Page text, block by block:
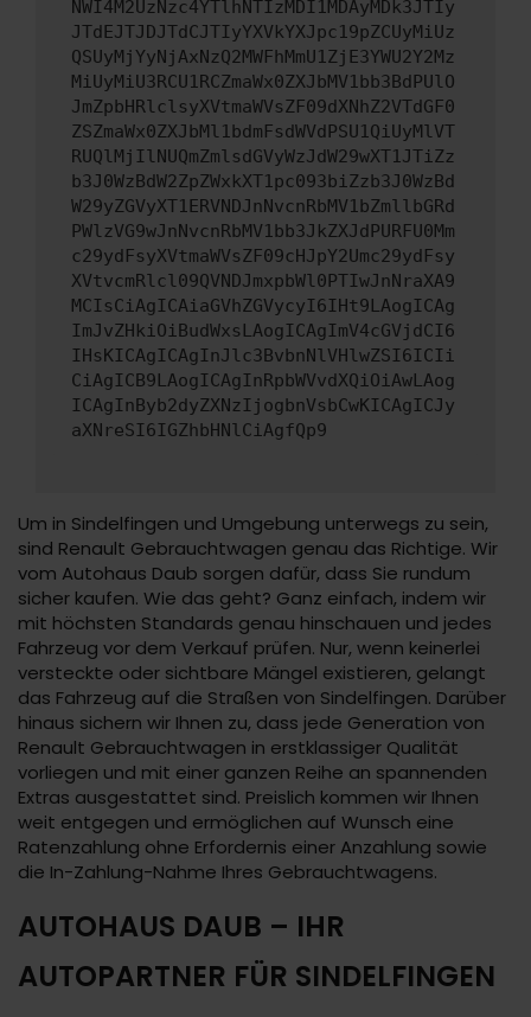
NWI4M2UzNzc4YTlhNTIzMDI1MDAyMDk3JTIy
JTdEJTJDJTdCJTIyYXVkYXJpc19pZCUyMiUz
QSUyMjYyNjAxNzQ2MWFhMmU1ZjE3YWU2Y2Mz
MiUyMiU3RCU1RCZmaWx0ZXJbMV1bb3BdPUlO
JmZpbHRlclsyXVtmaWVsZF09dXNhZ2VTdGF0
ZSZmaWx0ZXJbMl1bdmFsdWVdPSU1QiUyMlVT
RUQlMjIlNUQmZmlsdGVyWzJdW29wXT1JTiZz
b3J0WzBdW2ZpZWxkXT1pc093biZzb3J0WzBd
W29yZGVyXT1ERVNDJnNvcnRbMV1bZmllbGRd
PWlzVG9wJnNvcnRbMV1bb3JkZXJdPURFU0Mm
c29ydFsyXVtmaWVsZF09cHJpY2Umc29ydFsy
XVtvcmRlcl09QVNDJmxpbWl0PTIwJnNraXA9
MCIsCiAgICAiaGVhZGVycyI6IHt9LAogICAg
ImJvZHkiOiBudWxsLAogICAgImV4cGVjdCI6
IHsKICAgICAgInJlc3BvbnNlVHlwZSI6ICIi
CiAgICB9LAogICAgInRpbWVvdXQiOiAwLAog
ICAgInByb2dyZXNzIjogbnVsbCwKICAgICJy
aXNreSI6IGZhbHNlCiAgfQp9
Um in Sindelfingen und Umgebung unterwegs zu sein,
sind Renault Gebrauchtwagen genau das Richtige. Wir
vom Autohaus Daub sorgen dafür, dass Sie rundum
sicher kaufen. Wie das geht? Ganz einfach, indem wir
mit höchsten Standards genau hinschauen und jedes
Fahrzeug vor dem Verkauf prüfen. Nur, wenn keinerlei
versteckte oder sichtbare Mängel existieren, gelangt
das Fahrzeug auf die Straßen von Sindelfingen. Darüber
hinaus sichern wir Ihnen zu, dass jede Generation von
Renault Gebrauchtwagen in erstklassiger Qualität
vorliegen und mit einer ganzen Reihe an spannenden
Extras ausgestattet sind. Preislich kommen wir Ihnen
weit entgegen und ermöglichen auf Wunsch eine
Ratenzahlung ohne Erfordernis einer Anzahlung sowie
die In-Zahlung-Nahme Ihres Gebrauchtwagens.
AUTOHAUS DAUB – IHR
AUTOPARTNER FÜR SINDELFINGEN